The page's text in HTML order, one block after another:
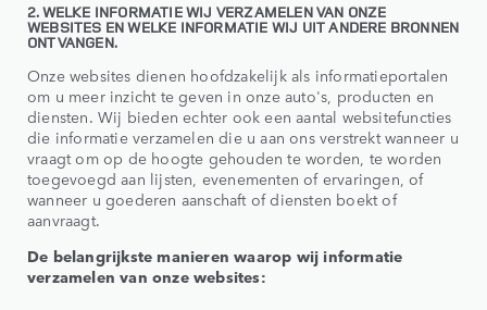
2. WELKE INFORMATIE WIJ VERZAMELEN VAN ONZE
WEBSITES EN WELKE INFORMATIE WIJ UIT ANDERE BRONNEN
ONTVANGEN.
Onze websites dienen hoofdzakelijk als informatieportalen
om u meer inzicht te geven in onze auto's, producten en
diensten. Wij bieden echter ook een aantal websitefuncties
die informatie verzamelen die u aan ons verstrekt wanneer u
vraagt om op de hoogte gehouden te worden, te worden
toegevoegd aan lijsten, evenementen of ervaringen, of
wanneer u goederen aanschaft of diensten boekt of
aanvraagt.
De belangrijkste manieren waarop wij informatie
verzamelen van onze websites: